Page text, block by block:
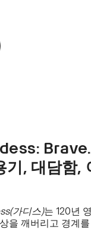
기, 대담함,
가디스)는 120년
을 깨버리고 경계